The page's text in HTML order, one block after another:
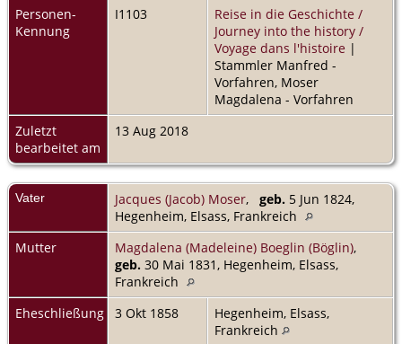
Personen-
Kennung
I1103
Reise in die Geschichte /
Journey into the history /
Voyage dans l'histoire |
Stammler Manfred -
Vorfahren, Moser
Magdalena - Vorfahren
Zuletzt
bearbeitet am
13 Aug 2018
Vater Jacques (Jacob) Moser, geb. 5 Jun 1824,
Hegenheim, Elsass, Frankreich
Mutter
Magdalena (Madeleine) Boeglin (Böglin),
geb. 30 Mai 1831, Hegenheim, Elsass,
Frankreich
Eheschließung
3 Okt 1858
Hegenheim, Elsass,
Frankreich